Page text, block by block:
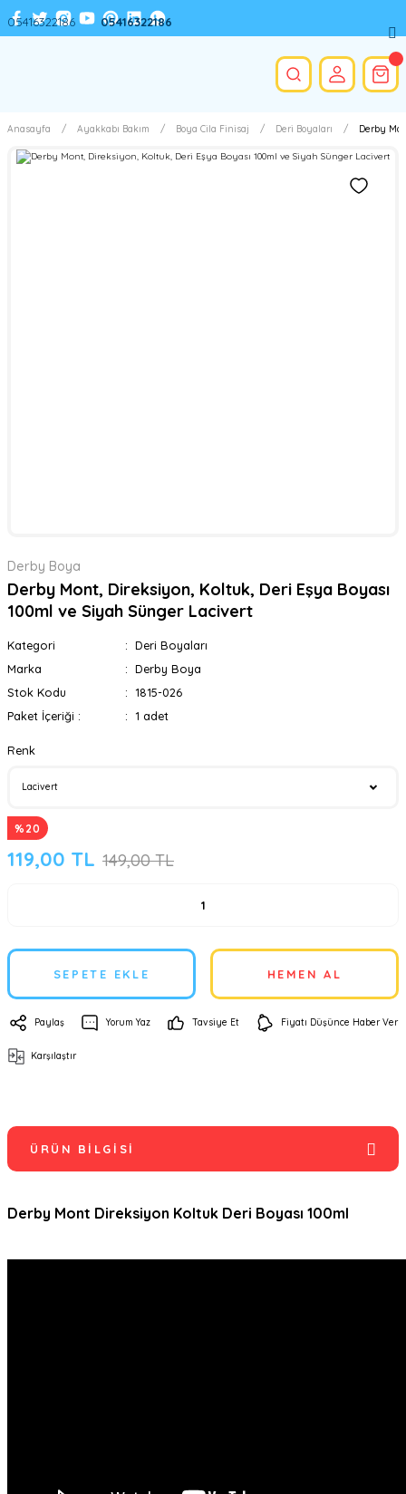
Anasayfa Ayakkabı Bakım Boya Cila Finisaj Deri Boyaları Derby
Derby Boya
Derby Mont, Direksiyon, Koltuk, Deri Eşya Boyası
100ml ve Siyah Sünger Lacivert
Kategori
Deri Boyaları
Marka
Derby Boya
Stok Kodu
1815-026
Paket İçeriği :
1 adet
Renk
%20
119,00 TL 149,00 TL
SEPETE EKLE HEMEN AL
Paylaş Yorum Yaz Tavsiye Et Fiyatı Düşünce Haber Ver
Karşılaştır
ÜRÜN BILGISI
Derby Mont Direksiyon Koltuk Deri Boyası 100ml
05416322186 05416322186